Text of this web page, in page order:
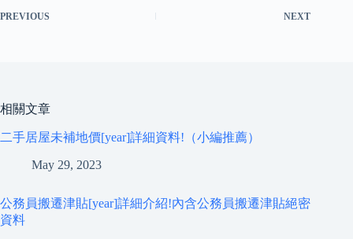
PREVIOUS NEXT
相關文章
二手居屋未補地價[year]詳細資料!（小編推薦）
May 29, 2023
公務員搬遷津貼[year]詳細介紹!內含公務員搬遷津貼絕密
資料